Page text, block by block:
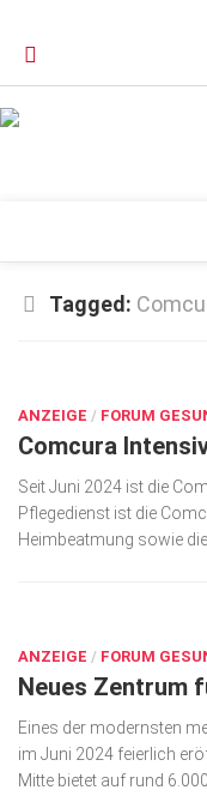
Orthopädie
Schönheit &
Special
Wirtschaft, Recht,
Allgemein
Sehen
Innovationen
Tagged:
ANZEIGE / FORUM
Comcura
Seit Juni 2024 ist die
Pflegedienst ist die
Heimbeatmung sowie
ANZEIGE / FORUM
Neues Zentrum
Eines der modernsten
im Juni 2024 feierlich
Mitte bietet auf rund